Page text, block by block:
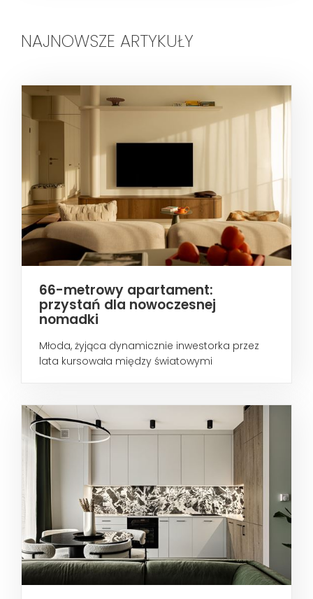
NAJNOWSZE ARTYKUŁY
66-metrowy apartament:
przystań dla nowoczesnej
nomadki
Młoda, żyjąca dynamicznie inwestorka przez
lata kursowała między światowymi